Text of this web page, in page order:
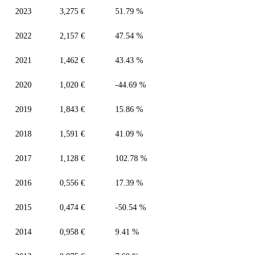
2023 3,275 € 51.79 %
2022 2,157 € 47.54 %
2021 1,462 € 43.43 %
2020 1,020 € -44.69 %
2019 1,843 € 15.86 %
2018 1,591 € 41.09 %
2017 1,128 € 102.78 %
2016 0,556 € 17.39 %
2015 0,474 € -50.54 %
2014 0,958 € 9.41 %